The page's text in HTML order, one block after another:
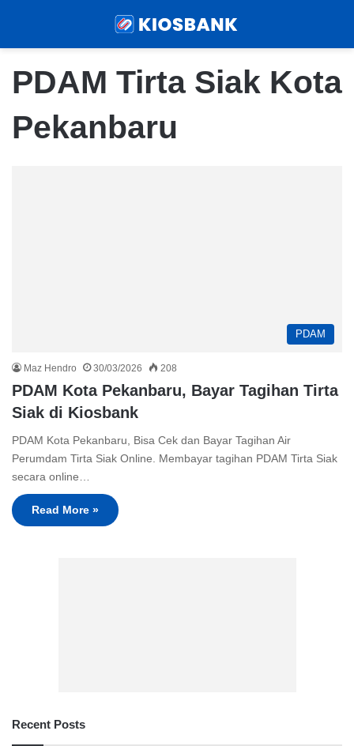
PDAM Tirta Siak Kota
Pekanbaru
PDAM
Maz Hendro 30/03/2026 208
PDAM Kota Pekanbaru, Bayar Tagihan Tirta
Siak di Kiosbank
PDAM Kota Pekanbaru, Bisa Cek dan Bayar Tagihan Air
Perumdam Tirta Siak Online. Membayar tagihan PDAM Tirta Siak
secara online…
Read More »
Recent Posts